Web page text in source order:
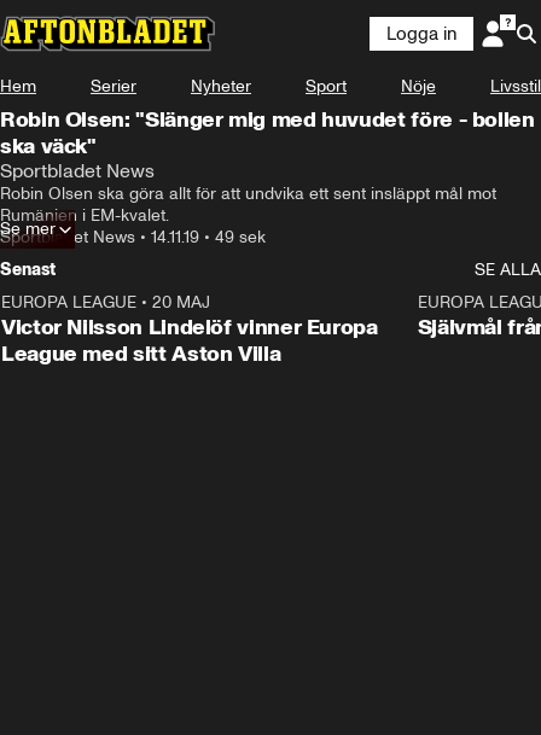
Logga in
Hem Serier Nyheter Sport Nöje Livsstil
Robin Olsen: "Slänger mig med huvudet före - bollen
ska väck"
Sportbladet News
Robin Olsen ska göra allt för att undvika ett sent insläppt mål mot
Rumänien i EM-kvalet.
Sportbladet News • 14.11.19 • 49 sek
Se mer
Senast
SE ALLA
EUROPA LEAGUE • 20 MAJ
Victor Nilsson Lindelöf vinner Europa
League med sitt Aston Villa
EUROPA
Självmål